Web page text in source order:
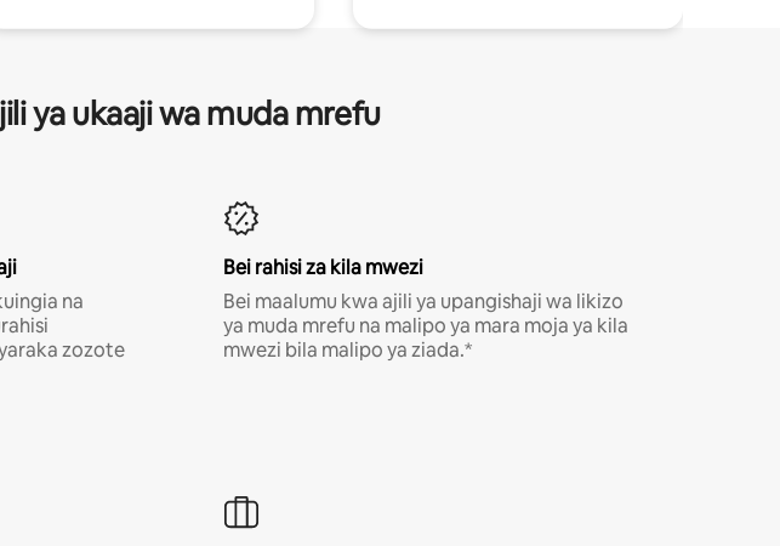
ya ukaaji wa muda mrefu
na
zozote
Bei rahisi za kila mwezi
Bei maalumu kwa ajili ya upangishaji wa likizo
ya muda mrefu na malipo ya mara moja ya kila
mwezi bila malipo ya ziada.*